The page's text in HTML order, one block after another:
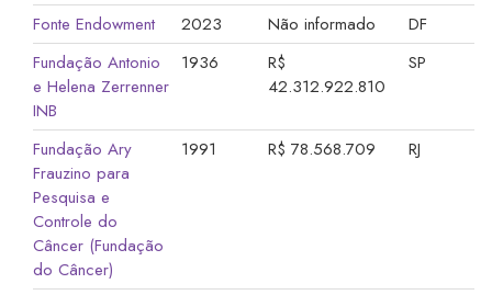
Fonte Endowment 2023 Não informado
DF
Fundação Antonio
e Helena Zerrenner
INB
1936
R$
42.312.922.810
SP
Fundação Ary
Frauzino para
Pesquisa e
Controle do
Câncer (Fundação
do Câncer)
1991 R$ 78.568.709 RJ